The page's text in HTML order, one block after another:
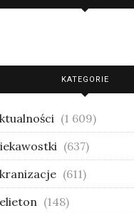
KATEGORIE
(1 609)
(637)
(611)
(148)